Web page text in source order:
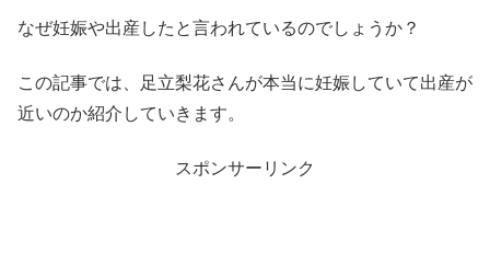
なぜ妊娠や出産したと言われているのでしょうか？
この記事では、足立梨花さんが本当に妊娠していて出産が
近いのか紹介していきます。
スポンサーリンク